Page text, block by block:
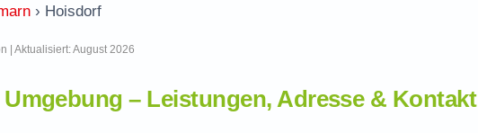
› Hoisdorf
| Aktualisiert: August 2026
– Leistungen, Adresse & Kontakt